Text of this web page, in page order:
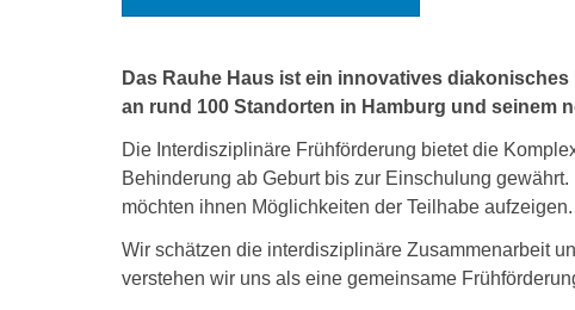
Das Rauhe Haus ist ein innovatives
an rund 100 Standorten in Hamburg und seinem
Die Interdisziplinäre Frühförderung bietet die
Behinderung ab Geburt bis zur Einschulung
möchten ihnen Möglichkeiten der Teilhabe
Wir schätzen die interdisziplinäre Zusammenarbeit
verstehen wir uns als eine gemeinsame